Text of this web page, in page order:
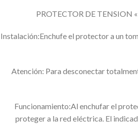
PROTECTOR DE TENSION
Instalación:Enchufe el protector a un
Atención: Para desconectar
Funcionamiento:Al enchufar el
proteger a la red eléctrica. El